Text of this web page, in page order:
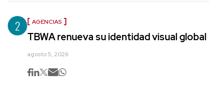
2 AGENCIAS
TBWA renueva su identidad visual global
agosto 5, 2026